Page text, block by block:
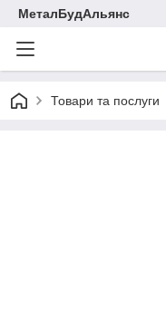
МеталБудАльянс
Товари та послуги